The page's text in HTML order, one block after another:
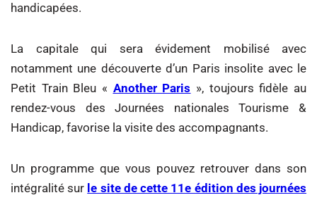
handicapées.
La capitale qui sera évidement mobilisé avec
notamment une découverte d’un Paris insolite avec le
Petit Train Bleu « Another Paris », toujours fidèle au
rendez-vous des Journées nationales Tourisme &
Handicap, favorise la visite des accompagnants.
Un programme que vous pouvez retrouver dans son
intégralité sur le site de cette 11e édition des journées